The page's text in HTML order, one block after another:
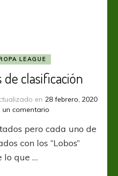
LEAGUE
de clasificación
en 28 febrero, 2020
un comentarioen
Aullidos
de
pero cada uno de
con los “Lobos”
lo que …